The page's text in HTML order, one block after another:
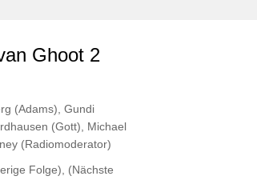
Ghoot 2
(Adams) Gundi
(Gott)
Michael
(Radiomoderator)
Folge)
(Nächste